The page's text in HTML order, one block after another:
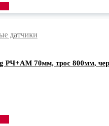
датчики
РЧ+АМ 70мм, трос 800мм,